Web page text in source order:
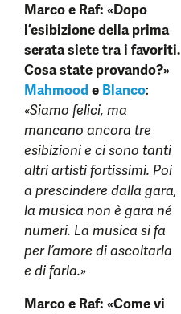
Marco e Raf: «Dopo
l’esibizione della prima
serata siete tra i favoriti.
Cosa state provando?»
Mahmood e Blanco:
«Siamo felici, ma
mancano ancora tre
esibizioni e ci sono tanti
altri artisti fortissimi. Poi
a prescindere dalla gara,
la musica non è gara né
numeri. La musica si fa
per l’amore di ascoltarla
e di farla.»
Marco e Raf: «Come vi